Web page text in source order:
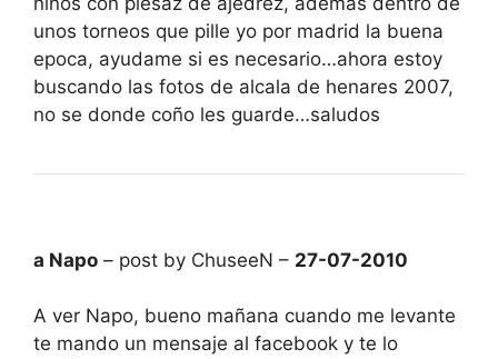
unos torneos que pille yo por madrid la buena
epoca, ayudame si es necesario…ahora estoy
buscando las fotos de alcala de henares 2007,
no se donde coño les guarde…saludos
a Napo – post by ChuseeN – 27-07-2010
A ver Napo, bueno mañana cuando me levante
te mando un mensaje al facebook y te lo